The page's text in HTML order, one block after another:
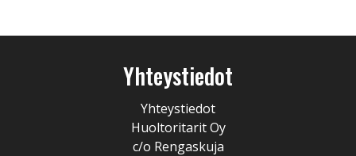
Yhteystiedot
Yhteystiedot
Huoltoritarit Oy
c/o Rengaskuja